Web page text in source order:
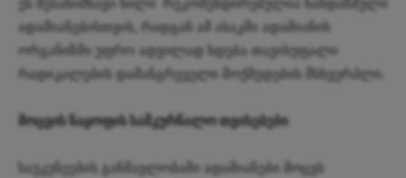
ადამიანებისთვის, რადგან ამ ასაკში ადამიანის
ორგანიზმი უფრო ადვილად ხდება თავისუფალი
რადიკალების დამანგრეველი მოქმედების მსხვერპლი.
მოცვის ნაყოფის სამკურნალო თვისებები
საუკუნეების განმავლობაში ადამიანები მოცვს